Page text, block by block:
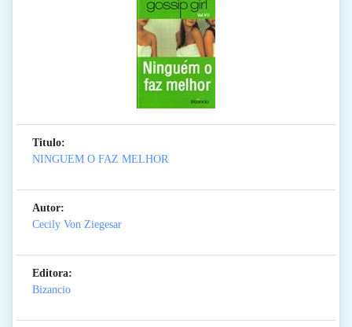
Titulo:
NINGUEM O FAZ MELHOR
Autor:
Cecily Von Ziegesar
Editora:
Bizancio